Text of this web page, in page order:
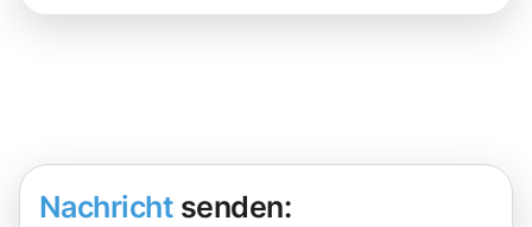
Nachricht senden: